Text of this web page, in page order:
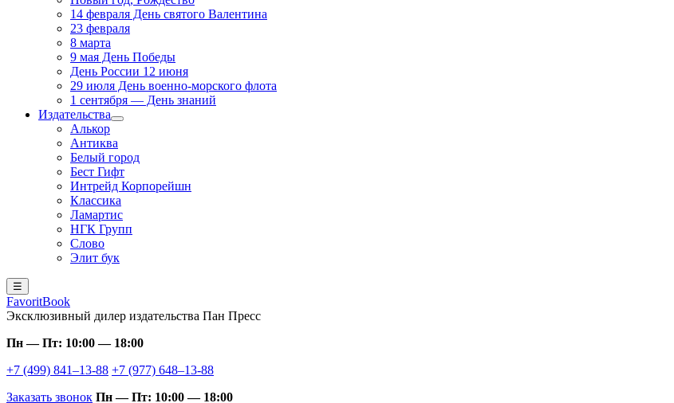
14 февраля День святого Валентина
23 февраля
8 марта
9 мая День Победы
День России 12 июня
29 июля День военно-морского флота
1 сентября — День знаний
Издательства
Алькор
Антиква
Белый город
Бест Гифт
Интрейд Корпорейшн
Классика
Ламартис
НГК Групп
Слово
Элит бук
☰
FavoritBook
Эксклюзивный дилер издательства Пан Пресс
Пн — Пт: 10:00 — 18:00
+7 (499) 841–13-88 +7 (977) 648–13-88
Заказать звонок Пн — Пт: 10:00 — 18:00